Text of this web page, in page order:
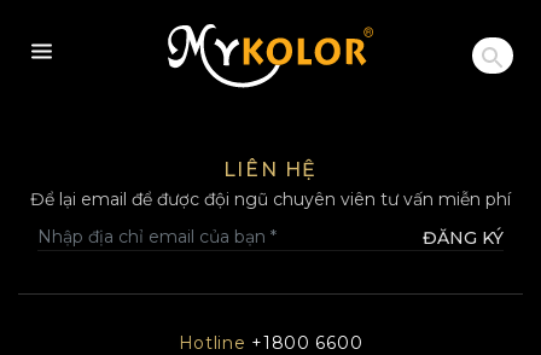
MYKOLOR
LIÊN HỆ
Để lại email để được đội ngũ chuyên viên tư vấn miễn phí
ĐĂNG KÝ
Hotline +1800 6600